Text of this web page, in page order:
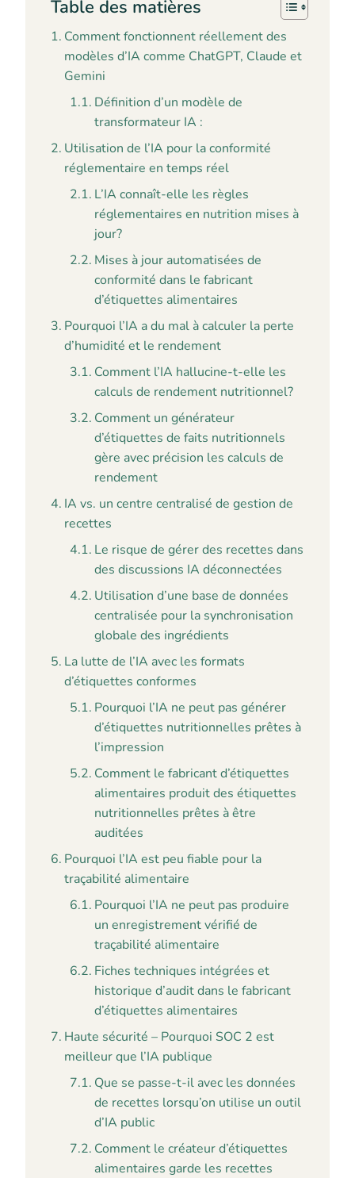
Table des matières
Comment fonctionnent réellement des
modèles d’IA comme ChatGPT, Claude et
Gemini
Définition d’un modèle de
transformateur IA :
Utilisation de l’IA pour la conformité
réglementaire en temps réel
L’IA connaît-elle les règles
réglementaires en nutrition mises à
jour?
Mises à jour automatisées de
conformité dans le fabricant
d’étiquettes alimentaires
Pourquoi l’IA a du mal à calculer la perte
d’humidité et le rendement
Comment l’IA hallucine-t-elle les
calculs de rendement nutritionnel?
Comment un générateur
d’étiquettes de faits nutritionnels
gère avec précision les calculs de
rendement
IA vs. un centre centralisé de gestion de
recettes
Le risque de gérer des recettes dans
des discussions IA déconnectées
Utilisation d’une base de données
centralisée pour la synchronisation
globale des ingrédients
La lutte de l’IA avec les formats
d’étiquettes conformes
Pourquoi l’IA ne peut pas générer
d’étiquettes nutritionnelles prêtes à
l’impression
Comment le fabricant d’étiquettes
alimentaires produit des étiquettes
nutritionnelles prêtes à être
auditées
Pourquoi l’IA est peu fiable pour la
traçabilité alimentaire
Pourquoi l’IA ne peut pas produire
un enregistrement vérifié de
traçabilité alimentaire
Fiches techniques intégrées et
historique d’audit dans le fabricant
d’étiquettes alimentaires
Haute sécurité – Pourquoi SOC 2 est
meilleur que l’IA publique
Que se passe-t-il avec les données
de recettes lorsqu’on utilise un outil
d’IA public
Comment le créateur d’étiquettes
alimentaires garde les recettes